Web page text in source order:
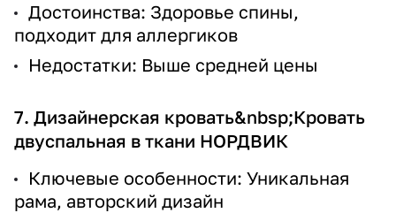
Достоинства: Здоровье спины,
подходит для аллергиков
Недостатки: Выше средней цены
7. Дизайнерская кровать&nbsp;Кровать
двуспальная в ткани НОРДВИК
Ключевые особенности: Уникальная
рама, авторский дизайн